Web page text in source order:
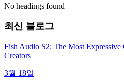
No headings found
최신 블로그
Fish Audio S2: The Most
Creators
3월 18일